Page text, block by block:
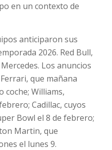
en un contexto de
anticiparon sus
2026. Red Bull,
Los anuncios
que mañana
coche; Williams,
Cadillac, cuyos
Bowl el 8 de febrero;
Martin, que
el lunes 9.